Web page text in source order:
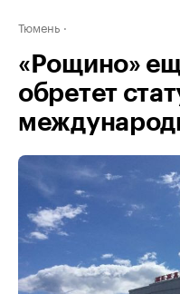
Тюмень
«Рощино»
обретет